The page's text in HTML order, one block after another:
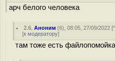
арч белого человека
2.6 ,Аноним (6), 08:05, 27/09/2022 [
[к модератору]
там тоже есть